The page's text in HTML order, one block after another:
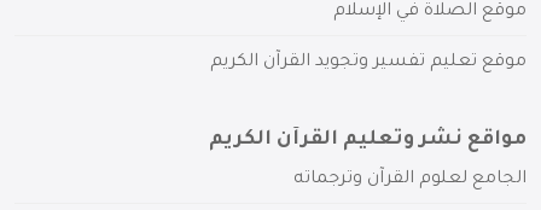
موقع الصلاة في الإسلام
موقع تعليم تفسير وتجويد القرآن الكريم
مواقع نشر وتعليم القرآن الكريم
الجامع لعلوم القرآن وترجماته